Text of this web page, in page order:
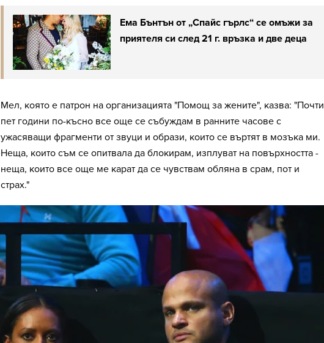
Ема Бънтън от „Спайс гърлс“ се омъжи за
приятеля си след 21 г. връзка и две деца
Мел, която е патрон на организацията "Помощ за жените", казва: "Почти
пет години по-късно все още се събуждам в ранните часове с
ужасяващи фрагменти от звуци и образи, които се въртят в мозъка ми.
Неща, които съм се опитвала да блокирам, изплуват на повърхността -
неща, които все още ме карат да се чувствам обляна в срам, пот и
страх."